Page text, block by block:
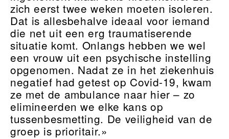
zich eerst twee weken moeten isoleren.
Dat is allesbehalve ideaal voor iemand
die net uit een erg traumatiserende
situatie komt. Onlangs hebben we wel
een vrouw uit een psychische instelling
opgenomen. Nadat ze in het ziekenhuis
negatief had getest op Covid-19, kwam
ze met de ambulance naar hier – zo
elimineerden we elke kans op
tussenbesmetting. De veiligheid van de
groep is prioritair.»